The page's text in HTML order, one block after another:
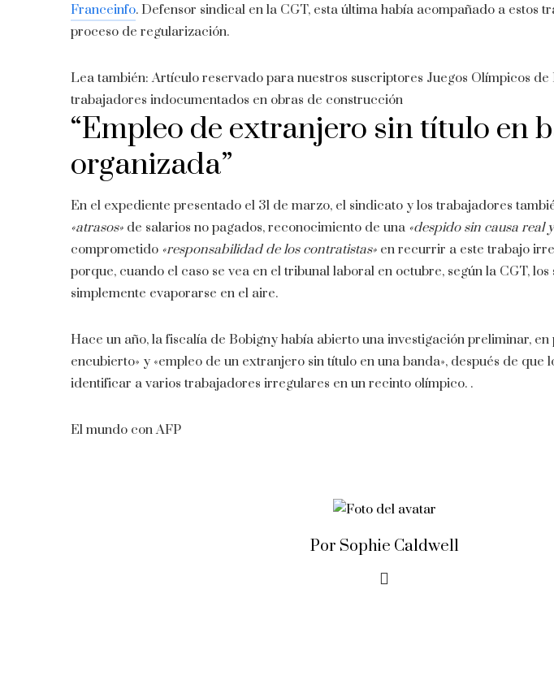
Franceinfo. Defensor sindical en la CGT, esta última había acompañado a estos
proceso de regularización.
Lea también: Artículo reservado para nuestros suscriptores Juegos Olímpicos
trabajadores indocumentados en obras de construcción
“Empleo de extranjero sin título en
organizada”
En el expediente presentado el 31 de marzo, el sindicato y los trabajadores
«atrasos» de salarios no pagados, reconocimiento de una «despido sin causa real
comprometido «responsabilidad de los contratistas» en recurrir a este trabajo
porque, cuando el caso se vea en el tribunal laboral en octubre, según la CGT,
simplemente evaporarse en el aire.
Hace un año, la fiscalía de Bobigny había abierto una investigación preliminar,
encubierto» y «empleo de un extranjero sin título en una banda», después de
identificar a varios trabajadores irregulares en un recinto olímpico. .
El mundo con AFP
Por Sophie Caldwell